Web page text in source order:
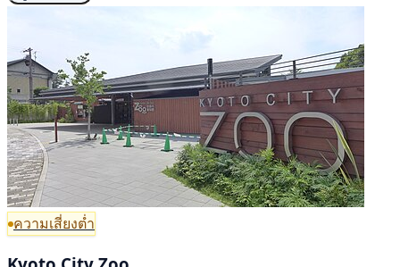
ความเสี่ยงต่ำ